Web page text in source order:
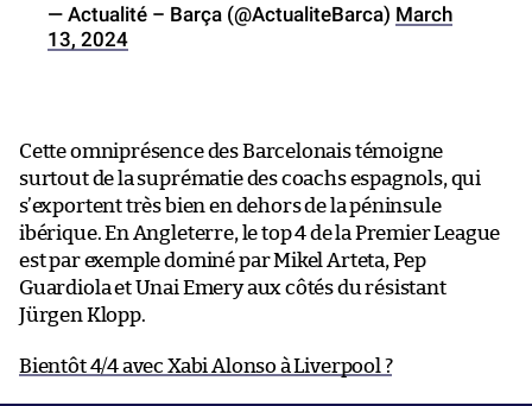
— Actualité – Barça (@ActualiteBarca) March
13, 2024
Cette omniprésence des Barcelonais témoigne
surtout de la suprématie des coachs espagnols, qui
s’exportent très bien en dehors de la péninsule
ibérique. En Angleterre, le top 4 de la Premier League
est par exemple dominé par Mikel Arteta, Pep
Guardiola et Unai Emery aux côtés du résistant
Jürgen Klopp.
Bientôt 4/4 avec Xabi Alonso à Liverpool ?